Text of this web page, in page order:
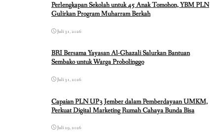
Perlengkapan Sekolah untuk 45 Anak Tomohon, YBM PLN
Gulirkan Program Muharram Berkah
Juli 31, 2026
BRI Bersama Yayasan Al-Ghazali Salurkan Bantuan
Sembako untuk Warga Probolinggo
Juli 31, 2026
Capaian PLN UP3 Jember dalam Pemberdayaan UMKM,
Perkuat Digital Marketing Rumah Cahaya Bunda Bisa
Juli 29, 2026